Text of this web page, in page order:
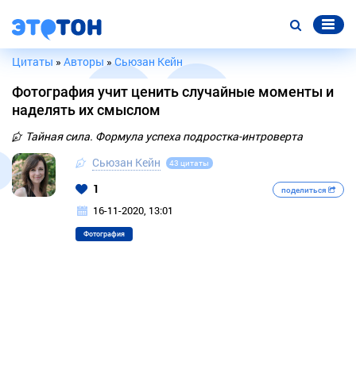
Цитаты » Авторы »Сьюзан Кейн
Фотография учит ценить случайные моменты и
наделять их смыслом
Тайная сила. Формула успеха подростка-интроверта
Сьюзан Кейн
43 цитаты
1 поделиться
16-11-2020, 13:01
Фотография